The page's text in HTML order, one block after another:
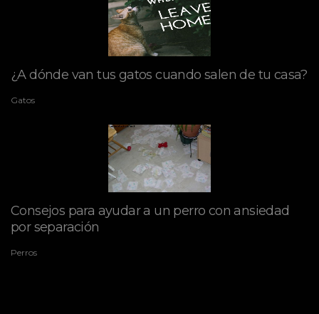
¿A dónde van tus gatos cuando salen de tu casa?
Gatos
Consejos para ayudar a un perro con ansiedad
por separación
Perros